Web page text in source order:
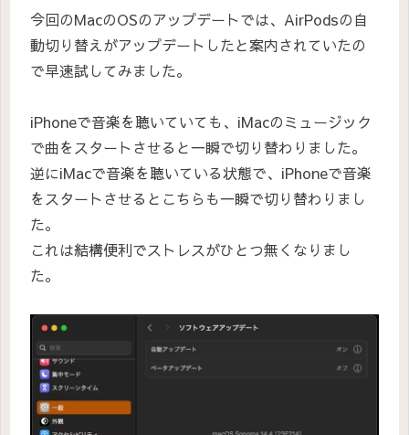
今回のMacのOSのアップデートでは、AirPodsの自
動切り替えがアップデートしたと案内されていたの
で早速試してみました。
iPhoneで音楽を聴いていても、iMacのミュージック
で曲をスタートさせると一瞬で切り替わりました。
逆にiMacで音楽を聴いている状態で、iPhoneで音楽
をスタートさせるとこちらも一瞬で切り替わりまし
た。
これは結構便利でストレスがひとつ無くなりまし
た。